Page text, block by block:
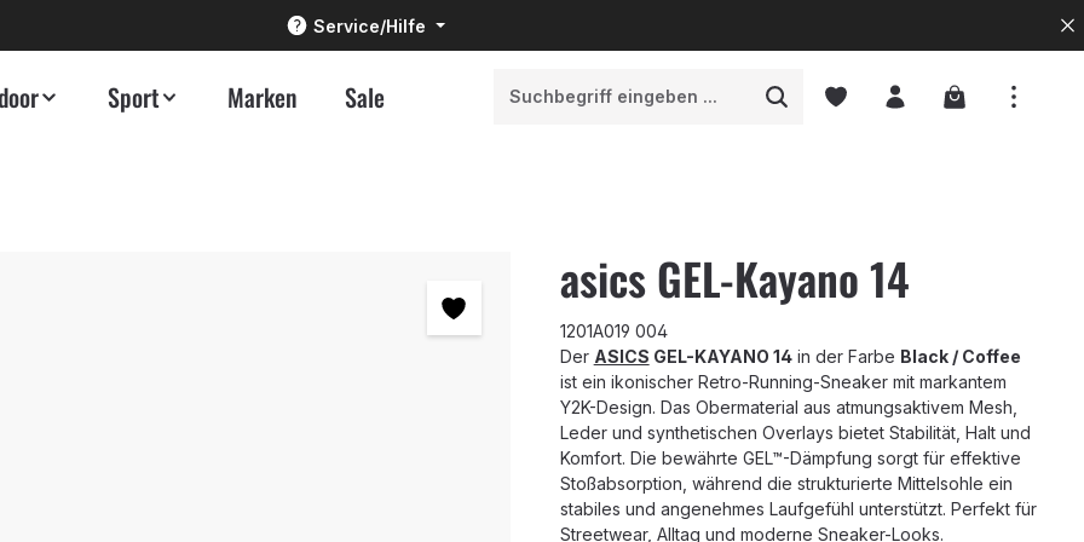
Service/Hilfe
Sport Marken Sale Warenkorb
asics GEL-Kayano 14
1201A019 004
Der ASICS GEL-KAYANO 14in der Farbe Black / Coffee
ist ein ikonischer Retro-Running-Sneaker mit markantem
Y2K-Design. Das Obermaterial aus atmungsaktivem Mesh,
Leder und synthetischen Overlays bietet Stabilität, Halt und
Komfort. Die bewährte GEL™-Dämpfung sorgt für effektive
Stoßabsorption, während die strukturierte Mittelsohle ein
stabiles und angenehmes Laufgefühl unterstützt. Perfekt für
Streetwear, Alltag und moderne Sneaker-Looks.